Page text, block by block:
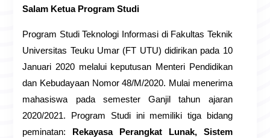
Salam Ketua Program Studi
Program Studi Teknologi Informasi di Fakultas Teknik
Universitas Teuku Umar (FT UTU) didirikan pada 10
Januari 2020 melalui keputusan Menteri Pendidikan
dan Kebudayaan Nomor 48/M/2020. Mulai menerima
mahasiswa pada semester Ganjil tahun ajaran
2020/2021. Program Studi ini memiliki tiga bidang
peminatan:
Rekayasa Perangkat Lunak, Sistem